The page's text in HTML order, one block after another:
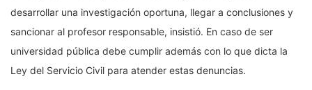
desarrollar una investigación oportuna, llegar a conclusiones y
sancionar al profesor responsable, insistió. En caso de ser
universidad pública debe cumplir además con lo que dicta la
Ley del Servicio Civil para atender estas denuncias.